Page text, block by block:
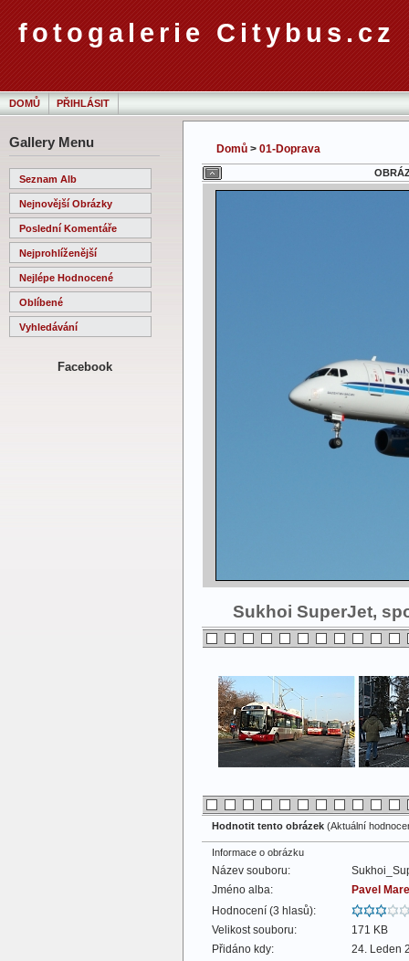
fotogalerie Citybus.cz
DOMŮ PŘIHLÁSIT
Gallery Menu
Seznam Alb
Nejnovější Obrázky
Poslední Komentáře
Nejprohlíženější
Nejlépe Hodnocené
Oblíbené
Vyhledávání
Facebook
Domů > 01-Doprava
Sukhoi SuperJet,
Hodnotit tento obrázek (Aktuální
Informace o obrázku
Název souboru:
Jméno alba:
Pavel
Hodnocení (3 hlasů):
Velikost souboru:
171 KB
Přidáno kdy:
24. Leden